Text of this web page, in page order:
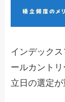
インデック
ールカント
立日の選定が